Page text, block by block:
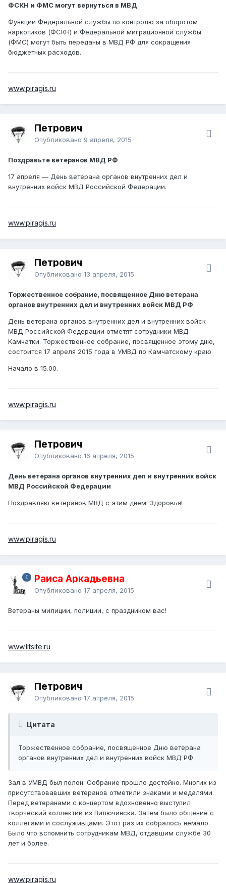
ФСКН и ФМС могут вернуться в МВД
Функции Федеральной службы по контролю за оборотом
наркотиков (ФСКН) и Федеральной миграционной службы
(ФМС) могут быть переданы в МВД РФ для сокращения
бюджетных расходов.
www.piragis.ru
Петрович
Опубликовано 9 апреля, 2015
Поздравьте ветеранов МВД РФ
17 апреля — День ветерана органов внутренних дел и
внутренних войск МВД Российской Федерации.
www.piragis.ru
Петрович
Опубликовано 13 апреля, 2015
Торжественное собрание, посвященное Дню ветерана
органов внутренних дел и внутренних войск МВД РФ
День ветерана органов внутренних дел и внутренних войск
МВД Российской Федерации отметят сотрудники МВД
Камчатки. Торжественное собрание, посвященное этому дню,
состоится 17 апреля 2015 года в УМВД по Камчатскому краю.
Начало в 15.00.
www.piragis.ru
Петрович
Опубликовано 16 апреля, 2015
День ветерана органов внутренних дел и внутренних войск
МВД Российской Федерации
Поздравляю ветеранов МВД с этим днем. Здоровья!
www.piragis.ru
Раиса Аркадьевна
Опубликовано 17 апреля, 2015
Ветераны милиции, полиции, с праздником вас!
www.litsite.ru
Петрович
Опубликовано 17 апреля, 2015
Цитата
Торжественное собрание, посвященное Дню ветерана
органов внутренних дел и внутренних войск МВД РФ
Зал в УМВД был полон. Собрание прошло достойно. Многих из
присутствовавших ветеранов отметили знаками и медалями.
Перед ветеранами с концертом вдохновенно выступил
творческий коллектив из Вилючинска. Затем было общение с
коллегами и сослуживцами. Этот раз их собралось немало.
Было что вспомнить сотрудникам МВД, отдавшим службе 30
лет и более.
www.piragis.ru